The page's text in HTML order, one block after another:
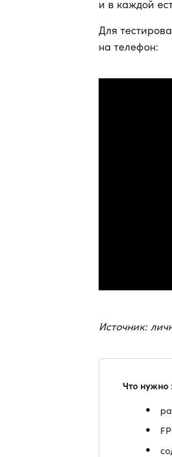
и в каждой
Для
на телефон:
Источник:
Что нужно